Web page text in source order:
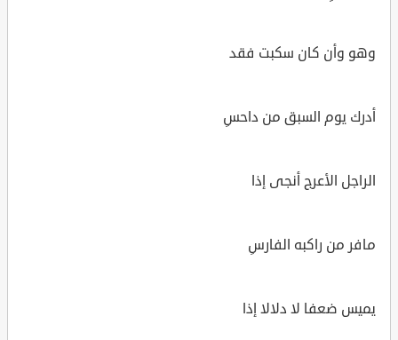
وهو وأن كان سكبت فقد
أدرك يوم السبق من داحسِ
الراجل الأعرج أنجى إذا
مافر من راكبه الفارسِ
يميس ضعفا لا دلالا إذا